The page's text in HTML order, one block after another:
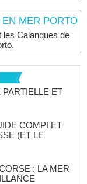
MER PORTO
les Calanques de
ET
COMPLET
(ET LE
: LA MER